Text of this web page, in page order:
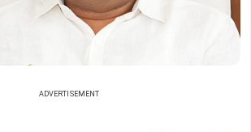
ADVERTISEMENT